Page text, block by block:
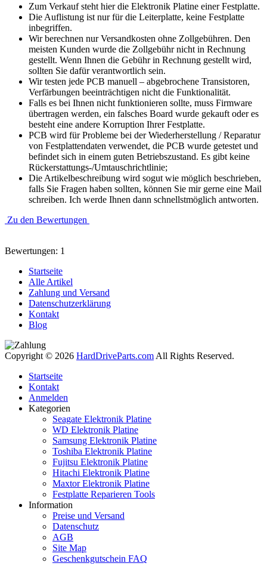
Zum Verkauf steht hier die Elektronik Platine einer Festplatte.
Die Auflistung ist nur für die Leiterplatte, keine Festplatte
inbegriffen.
Wir berechnen nur Versandkosten ohne Zollgebühren. Den
meisten Kunden wurde die Zollgebühr nicht in Rechnung
gestellt. Wenn Ihnen die Gebühr in Rechnung gestellt wird,
sollten Sie dafür verantwortlich sein.
Wir testen jede PCB manuell – abgebrochene Transistoren,
Verfärbungen beeinträchtigen nicht die Funktionalität.
Falls es bei Ihnen nicht funktionieren sollte, muss Firmware
übertragen werden, ein falsches Board wurde gekauft oder es
besteht eine andere Korruption Ihrer Festplatte.
PCB wird für Probleme bei der Wiederherstellung / Reparatur
von Festplattendaten verwendet, die PCB wurde getestet und
befindet sich in einem guten Betriebszustand. Es gibt keine
Rückerstattungs-/Umtauschrichtlinie;
Die Artikelbeschreibung wird sogut wie möglich beschrieben,
falls Sie Fragen haben sollten, können Sie mir gerne eine Mail
schreiben. Ich werde Ihnen dann schnellstmöglich antworten.
Zu den Bewertungen
Bewertungen: 1
Startseite
Alle Artikel
Zahlung und Versand
Datenschutzerklärung
Kontakt
Blog
Copyright © 2026 HardDriveParts.com All Rights Reserved.
Startseite
Kontakt
Anmelden
Kategorien
Seagate Elektronik Platine
WD Elektronik Platine
Samsung Elektronik Platine
Toshiba Elektronik Platine
Fujitsu Elektronik Platine
Hitachi Elektronik Platine
Maxtor Elektronik Platine
Festplatte Reparieren Tools
Information
Preise und Versand
Datenschutz
AGB
Site Map
Geschenkgutschein FAQ